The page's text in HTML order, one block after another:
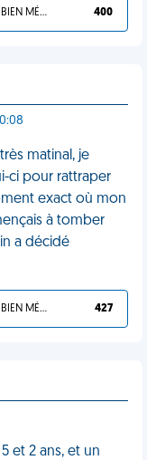
TU L'AS BIEN MÉRITÉ 400
matinal, je
ci pour rattraper
exact où mon
à tomber
a décidé
TU L'AS BIEN MÉRITÉ 427
et 2 ans, et un